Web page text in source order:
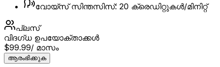
വോയ്‌സ് സിന്തസിസ്: 20 ക്രെഡിറ്റുകൾ/മിനിറ്റ്
പ്ലസ്
വിദഗ്ധ ഉപയോക്താക്കൾ
$99.99/ മാസം
ആരംഭിക്കുക